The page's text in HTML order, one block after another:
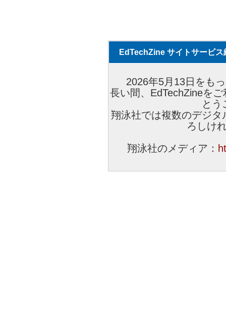
EdTechZine サイトサービス
2026年5月13日をも
長い間、EdTechZineを
とう
翔泳社では複数のデジ
ろしけ
翔泳社のメディア：